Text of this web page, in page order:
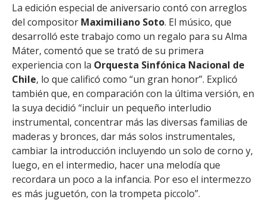
La edición especial de aniversario contó con arreglos
del compositor Maximiliano Soto. El músico, que
desarrolló este trabajo como un regalo para su Alma
Máter, comentó que se trató de su primera
experiencia con la Orquesta Sinfónica Nacional de
Chile, lo que calificó como “un gran honor”. Explicó
también que, en comparación con la última versión, en
la suya decidió “incluir un pequeño interludio
instrumental, concentrar más las diversas familias de
maderas y bronces, dar más solos instrumentales,
cambiar la introducción incluyendo un solo de corno y,
luego, en el intermedio, hacer una melodía que
recordara un poco a la infancia. Por eso el intermezzo
es más juguetón, con la trompeta piccolo”.